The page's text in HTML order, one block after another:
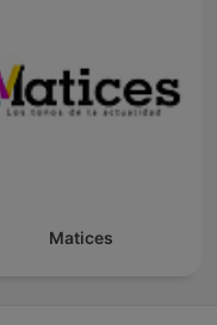
Matices